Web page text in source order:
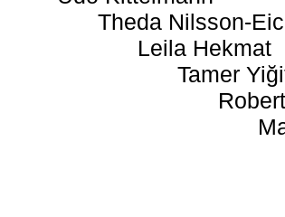
Theda Nilsson-
Leila Hekmat
Tamer